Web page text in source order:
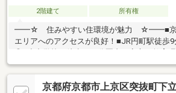
2階建て 所有権
━━☆ 住みやすい住環境が魅力 ☆━━■京
エリアへのアクセスが良好！■JR円町駅徒歩9
ンビニ・ドラックストアが徒歩圏内♪━━☆
り ☆━━■ダイニング隣の和室は、来客時
使える便利な一室■２階は３部屋で在宅ワー
京都府京都市上京区突抜町下